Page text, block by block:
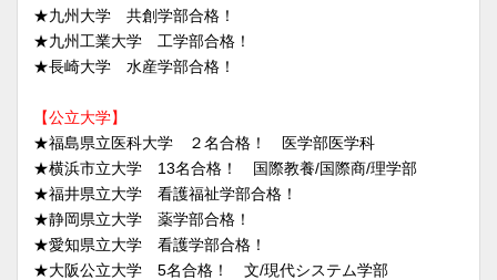
★九州大学 共創学部合格！
★九州工業大学 工学部合格！
★長崎大学 水産学部合格！
【公立大学】
★福島県立医科大学 ２名合格！ 医学部医学科
★横浜市立大学 13名合格！ 国際教養/国際商/理学部
★福井県立大学 看護福祉学部合格！
★静岡県立大学 薬学部合格！
★愛知県立大学 看護学部合格！
★大阪公立大学 5名合格！ 文/現代システム学部